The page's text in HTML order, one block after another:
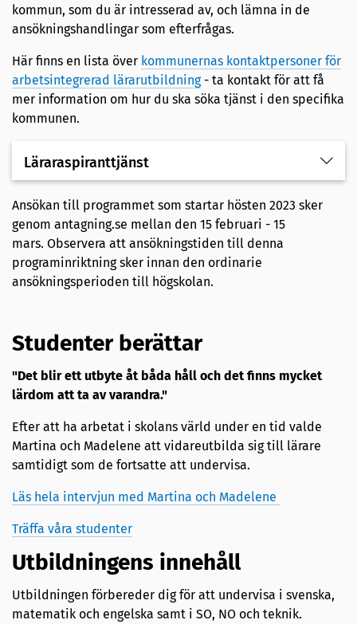
kommun, som du är intresserad av, och lämna in de
ansökningshandlingar som efterfrågas.
Här finns en lista över kommunernas kontaktpersoner för
arbetsintegrerad lärarutbildning- ta kontakt för att få
mer information om hur du ska söka tjänst i den specifika
kommunen.
Läraraspiranttjänst
Ansökan till programmet som startar hösten 2023 sker
genom antagning.se mellan den 15 februari - 15
mars. Observera att ansökningstiden till denna
programinriktning sker innan den ordinarie
ansökningsperioden till högskolan.
Studenter berättar
"Det blir ett utbyte åt båda håll och det finns mycket
lärdom att ta av varandra."
Efter att ha arbetat i skolans värld under en tid valde
Martina och Madelene att vidareutbilda sig till lärare
samtidigt som de fortsatte att undervisa.
Läs hela intervjun med Martina och Madelene
Träffa våra studenter
Utbildningens innehåll
Utbildningen förbereder dig för att undervisa i svenska,
matematik och engelska samt i SO, NO och teknik.